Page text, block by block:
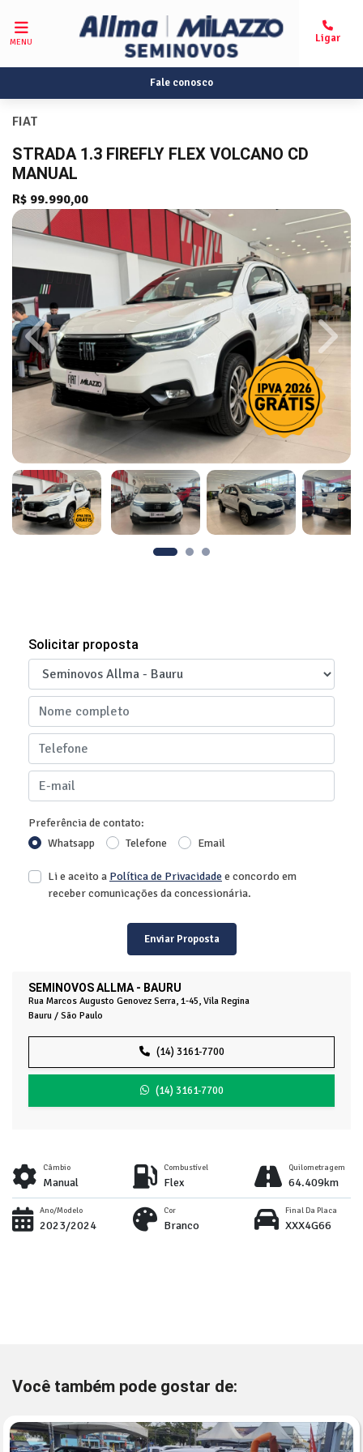
MENU
Fale conosco
FIAT
STRADA 1.3 FIREFLY FLEX VOLCANO CD
MANUAL
R$ 99.990,00
Previous Next
SEMINOVOS ALLMA - BAURU
Rua Marcos Augusto Genovez Serra, 1-45, Vila Regina
Bauru / São Paulo
(14) 3161-7700
(14) 3161-7700
Solicitar proposta
Preferência de contato:
Whatsapp
Telefone Email
Li e aceito a Política de Privacidadee concordo em
receber comunicações da concessionária.
Enviar Proposta
Câmbio
Manual
Combustível
Flex
Quilometragem
64.409km
Ano/Modelo
2023/2024
Cor
Branco
Final Da Placa
XXX4G66
Você também pode gostar de: